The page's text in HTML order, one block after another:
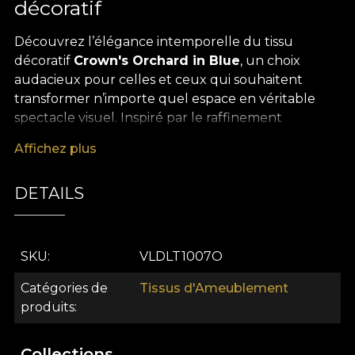
décoratif
Découvrez l’élégance intemporelle du tissu
décoratif Crown's Orchard in Blue, un choix
audacieux pour celles et ceux qui souhaitent
transformer n’importe quel espace en véritable
spectacle visuel. Inspiré par le raffinement
ce motif se distingue par un pattern ample et
royaux. Les nuances profondes de bleu,
rehaussées de subtils accents et de détails
chaque décor une touche de distinction et de
modernité.
La polyvalence de ce tissu décoratif premium en
fait un allié précieux pour de multiples applications
Affichez plus
DETAILS
SKU VLDLT1007O
Catégories de
produits
Tissus d'Ameublement